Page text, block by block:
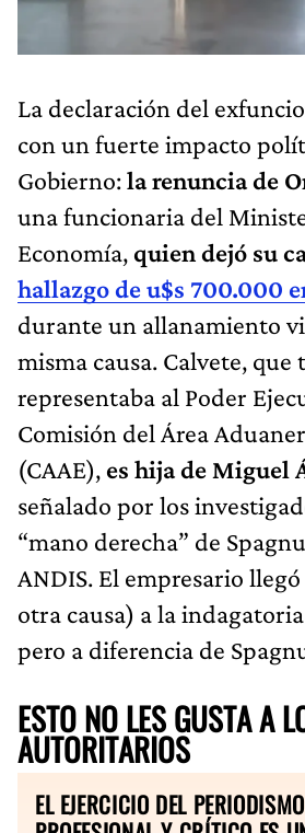
La declaración del
con un fuerte impacto
Gobierno:la renuncia de
una funcionaria del
Economía, quien dejó su
hallazgo de u$s 700.000
durante un allanamiento
misma causa. Calvete, que
representaba al Poder
Comisión del Área
(CAAE), es hija de Miguel
señalado por los
“mano derecha” de
ANDIS. El empresario
otra causa) a la
pero a diferencia de
ESTO NO LES GUSTA A
AUTORITARIOS
EL EJERCICIO DEL PERIODISMO